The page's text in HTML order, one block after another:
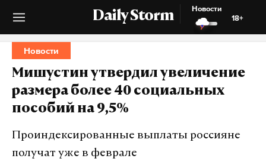
Daily Storm
Новости
18+
Новости
Мишустин утвердил увеличение
размера более 40 социальных
пособий на 9,5%
Проиндексированные выплаты россияне
получат уже в феврале